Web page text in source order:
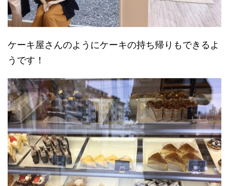
ケーキ屋さんのようにケーキの持ち帰りもできるよ
うです！